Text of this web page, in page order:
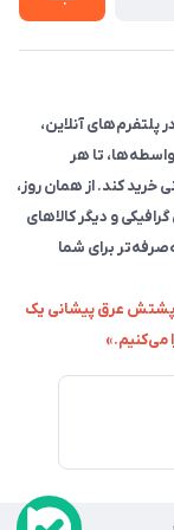
فروش در پلتفرم‌های آنلاین،
تا هر
خرید کند. از همان روز،
و دیگر کالاهای
برای شما
پشتش عرق پیشانی یک
می‌کنیم.»